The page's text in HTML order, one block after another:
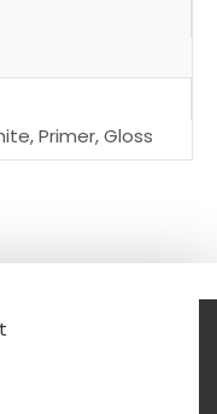
Primer, Gloss